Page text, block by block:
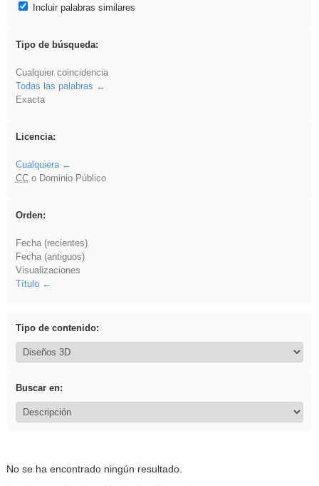
Incluir palabras similares
Tipo de búsqueda:
Cualquier coincidencia
Todas las palabras
Exacta
Licencia:
Cualquiera
CCo Dominio Público
Orden:
Fecha (recientes)
Fecha (antiguos)
Visualizaciones
Título
Tipo de contenido:
Buscar en:
No se ha encontrado ningún resultado.